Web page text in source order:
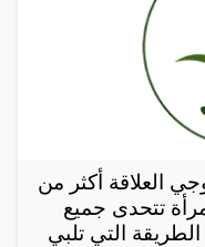
العلاقة أكثر من
تتحدى جميع
التي تلبي